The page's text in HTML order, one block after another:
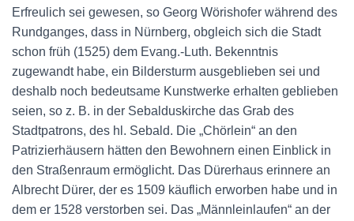
Erfreulich sei gewesen, so Georg Wörishofer während des
Rundganges, dass in Nürnberg, obgleich sich die Stadt
schon früh (1525) dem Evang.-Luth. Bekenntnis
zugewandt habe, ein Bildersturm ausgeblieben sei und
deshalb noch bedeutsame Kunstwerke erhalten geblieben
seien, so z. B. in der Sebalduskirche das Grab des
Stadtpatrons, des hl. Sebald. Die „Chörlein“ an den
Patrizierhäusern hätten den Bewohnern einen Einblick in
den Straßenraum ermöglicht. Das Dürerhaus erinnere an
Albrecht Dürer, der es 1509 käuflich erworben habe und in
dem er 1528 verstorben sei. Das „Männleinlaufen“ an der